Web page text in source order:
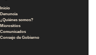
somos?
de Gobierno